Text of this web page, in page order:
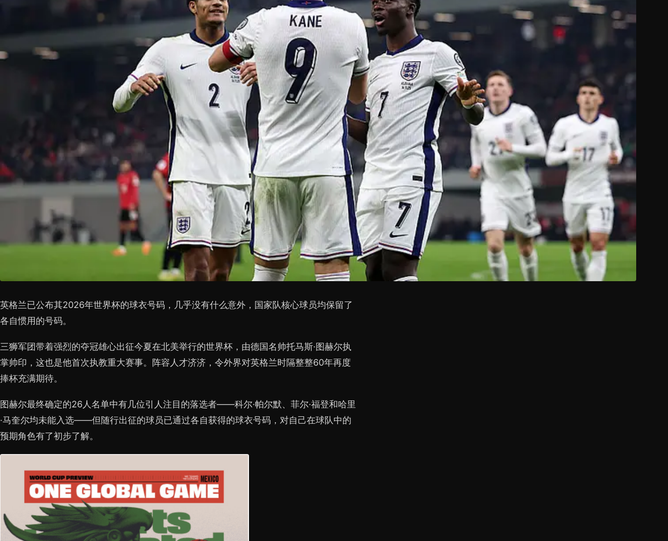
英格兰已公布其2026年世界杯的球衣号码，几乎没有什么意外，国家队核心球员均保留了
各自惯用的号码。
三狮军团带着强烈的夺冠雄心出征今夏在北美举行的世界杯，由德国名帅托马斯·图赫尔执
掌帅印，这也是他首次执教重大赛事。阵容人才济济，令外界对英格兰时隔整整60年再度
捧杯充满期待。
图赫尔最终确定的26人名单中有几位引人注目的落选者——科尔·帕尔默、菲尔·福登和哈里
·马奎尔均未能入选——但随行出征的球员已通过各自获得的球衣号码，对自己在球队中的
预期角色有了初步了解。